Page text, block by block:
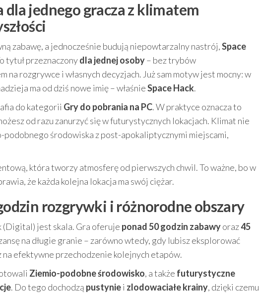
dla jednego gracza z klimatem
zabawę, a jednocześnie budują niepowtarzalny nastrój,Space
tytuł przeznaczonydla jednej osoby– bez trybów
na rozgrywce i własnych decyzjach. Już sam motyw jest mocny: w
ma od dziś nowe imię – właśnieSpace Hack.
do kategorii Gry do pobrania na PC. W praktyce oznacza to
od razu zanurzyć się w futurystycznych lokacjach. Klimat nie
środowiska z post-apokaliptycznymi miejscami,
która tworzy atmosferę od pierwszych chwil. To ważne, bo w
że każda kolejna lokacja ma swój ciężar.
rozgrywki i różnorodne obszary
(Digital) jest skala. Gra oferuje ponad 50 godzin zabawyoraz45
na długie granie – zarówno wtedy, gdy lubisz eksplorować
na efektywne przechodzenie kolejnych etapów.
Ziemio-podobne środowisko, a także futurystyczne
. Do tego dochodzą pustyniei zlodowaciałe krainy, dzięki czemu